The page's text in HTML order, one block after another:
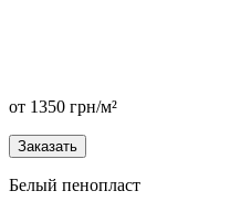
от 1350 грн/м²
Заказать
Белый пенопласт